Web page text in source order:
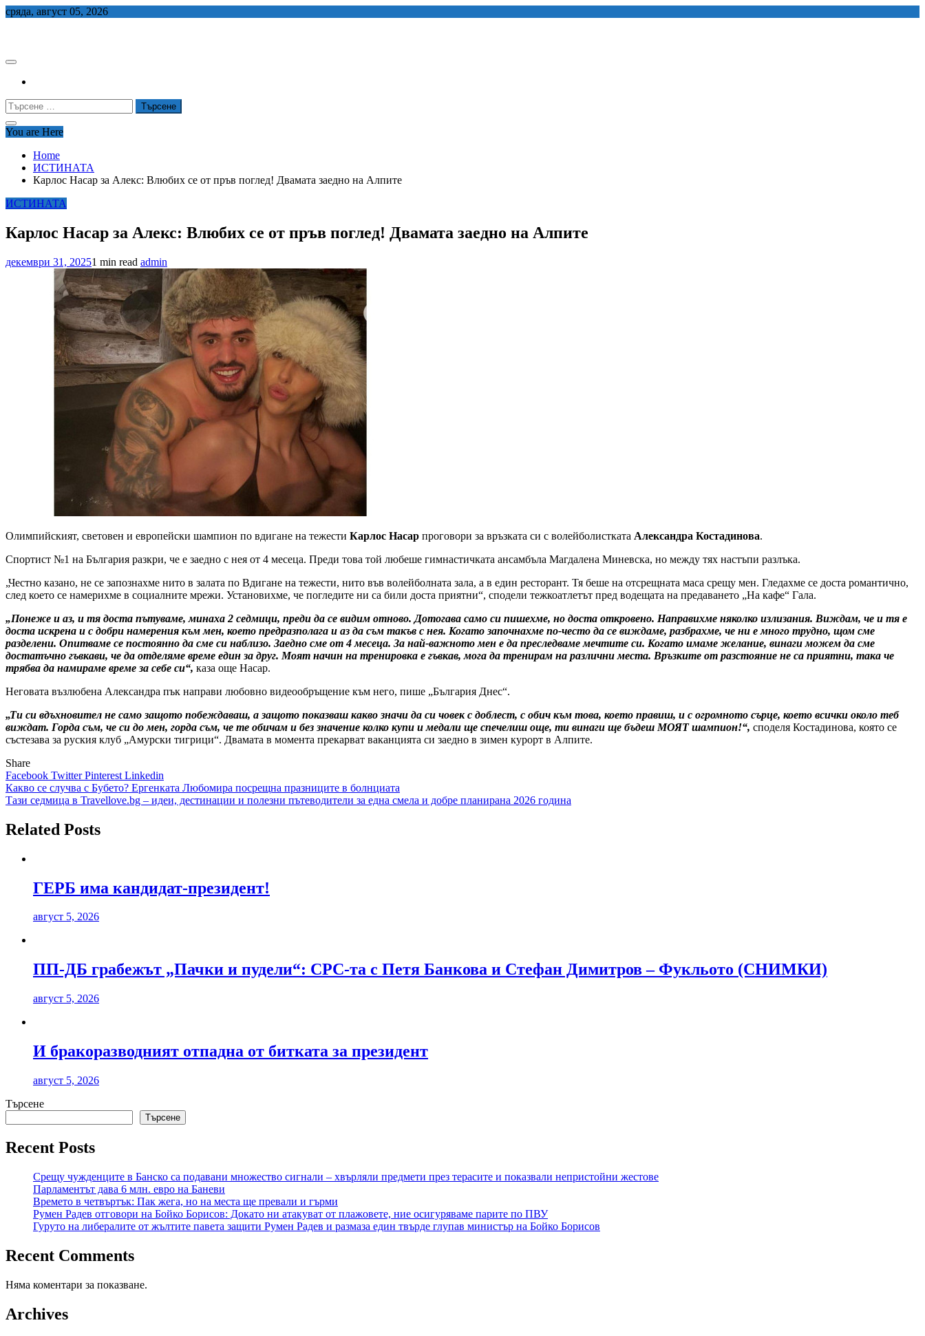
Skip
сряда, август 05, 2026
Търсене
за:
You are Here
Home
ИСТИНАТА
Карлос Насар за Алекс: Влюбих се от пръв поглед! Двамата заедно на Алпите
ИСТИНАТА
Карлос Насар за Алекс: Влюбих се от пръв поглед! Двамата заедно на Алпите
декември 31, 20251 min read admin
Oлимпийският, световен и европейски шампион по вдигане на тежести Карлос Насар проговори за връзката си с волейболистката Александра Костадинова.
Спортист №1 на България разкри, че е заедно с нея от 4 месеца. Преди това той любеше гимнастичката ансамбъла Магдалена Миневска, но между тях настъпи разлъка.
„Честно казано, не ce запознахме нито в залата по Вдигане на тежести, нито във волейболната зала, а в един ресторант. Тя беше на отсрещната маса срещу мен. Гледахме се доста романтично,
след което се намерихме в социалните мрежи. Установихме, че погледите ни са били доста приятни“, сподели тежкоатлетът пред водещата на предаването „На кафе“ Гала.
„Понеже и аз, и тя доста пътуваме, минаха 2 седмици, преди да се видим отново. Дотогава само си пишехме, но доста откровено. Направихме няколко излизания. Виждам, че и тя е
доста искрена и с добри намерения към мен, което предразполага и аз да съм такъв с нея. Когато започнахме по-често да се виждаме, разбрахме, че ни е много трудно, щом сме
разделени. Опитваме ce постоянно да сме си наблизо. Заедно сме от 4 месеца. За най-важното мен e да преследваме мечтите си. Когато имаме желание, винаги можем да сме
достатъчно гъвкави, че да отделяме време един за друг. Моят начин на тренировка e гъвкав, мога да тренирам на различни места. Връзките от разстояние не са приятни, така че
трябва да намираме време за себе си“, каза още Hacap.
Неговата възлюбена Александра пък направи любовно видеообръщение към него, пише „България Днес“.
„Ти си вдъхновител не само защото побеждаваш, а защото показваш какво значи да си човек с доблест, с обич към това, което правиш, и с огромното сърце, което всички около теб
виждат. Горда съм, че си до мен, горда съм, че те обичам и без значение колко купи и медали ще спечелиш още, ти винаги ще бъдеш МОЯТ шампион!“, споделя Костадинова, която се
състезава за руския клуб „Амурски тигрици“. Двамата в момента прекарват ваканцията си заедно в зимен курорт в Алпите.
Share
Facebook TwitterPinterest Linkedin
Навигация
Какво се случва с Бубето? Ергенката Любомира посрещна празниците в болнциата
Тази седмица в Travellove.bg – идеи, дестинации и полезни пътеводители за една смела и добре планирана 2026 година
Related Posts
ГЕРБ има кандидат-президент!
август 5, 2026
ПП-ДБ грабежът „Пачки и пудели“: СРС-та с Петя Банкова и Стефан Димитров – Фукльото (СНИМКИ)
август 5, 2026
И бракоразводният отпадна от битката за президент
август 5, 2026
Търсене
Търсене
Recent Posts
Срещу чужденците в Банско са подавани множество сигнали – хвърляли предмети през терасите и показвали непристойни жестове
Парламентът дава 6 млн. евро на Баневи
Времето в четвъртък: Пак жега, но на места ще превали и гърми
Румен Радев отговори на Бойко Борисов: Докато ни атакуват от плажовете, ние осигуряваме парите по ПВУ
Гуруто на либералите от жълтите павета защити Румен Радев и размаза един твърде глупав министър на Бойко Борисов
Recent Comments
Няма коментари за показване.
Archives